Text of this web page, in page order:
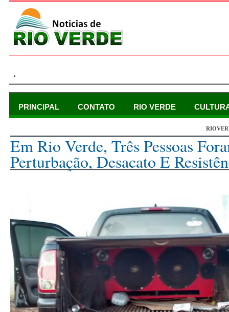
.
PRINCIPAL CONTATO RIO VERDE
Em Rio Verde, Três Pessoas
Perturbação, Desacato E